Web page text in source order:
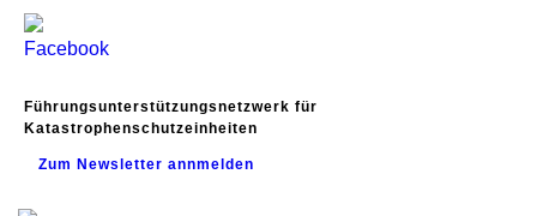
Führungsunterstützungsnetzwerk für
Katastrophenschutzeinheiten
Zum Newsletter annmelden